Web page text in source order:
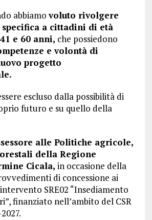
abbiamovoluto rivolgere
specifica a cittadini di età
e 60 anni, che possiedono
e volontà di
progetto
escluso dalla possibilità di
futuro e su quello della
alle Politiche agricole,
della Regione
Cicala, in occasione della
di concessione ai
SRE02 “Insediamento
finanziato nell’ambito del CSR